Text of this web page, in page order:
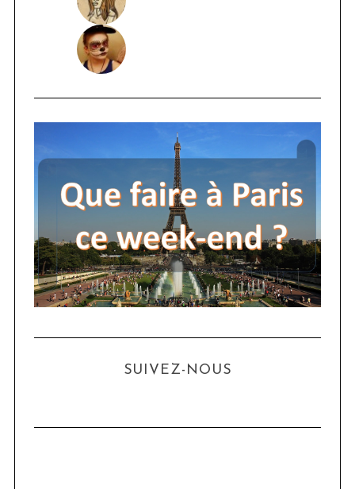
SUIVEZ-NOUS